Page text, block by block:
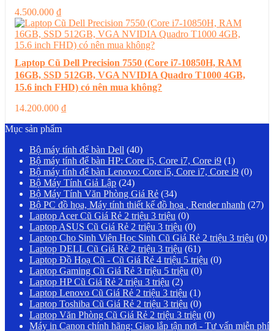
4.500.000 ₫
Laptop Cũ Dell Precision 7550 (Core i7-10850H, RAM
16GB, SSD 512GB, VGA NVIDIA Quadro T1000 4GB,
15.6 inch FHD) có nên mua không?
14.200.000 ₫
Mục sản phẩm
Bộ máy tính để bàn Dell (40)
Bộ máy tính để bàn HP: Core i5, Core i7, Core i9 (1)
Bộ máy tính để bàn Lenovo: Core i5, Core i7, Core i9 (0)
Bộ Máy Tính Giả Lập (24)
Bộ Máy Tính Văn Phòng Giá Rẻ (34)
Bộ PC đồ họa, Máy tính thiết kế đồ họa , Render nhanh (27)
Laptop Acer Cũ Giá Rẻ 2 triệu 3 triệu (0)
Laptop ASUS Cũ Giá Rẻ 2 triệu 3 triệu (0)
Laptop Cho Sinh Viên Học Sinh Cũ Giá Rẻ 2 triệu 3 triệu (0)
Laptop DELL Cũ Giá Rẻ 2 triệu 3 triệu (61)
Laptop Đồ Hoạ Cũ - Cũ Giá Rẻ 4 triệu 5 triệu (0)
Laptop Gaming Cũ Giá Rẻ 3 triệu 5 triệu (0)
Laptop HP Cũ Giá Rẻ 2 triệu 3 triệu (2)
Laptop Lenovo Cũ Giá Rẻ 2 triệu 3 triệu (1)
Laptop Toshiba Cũ Giá Rẻ 2 triệu 3 triệu (0)
Laptop Văn Phòng Cũ Giá Rẻ 2 triệu 3 triệu (0)
Máy in Canon chính hãng: Giao lắp tận nơi - Tư vấn miễn phí